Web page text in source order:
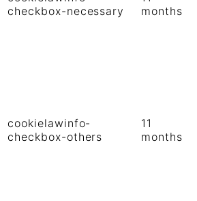
checkbox-necessary
months
cookielawinfo-
checkbox-others
11
months